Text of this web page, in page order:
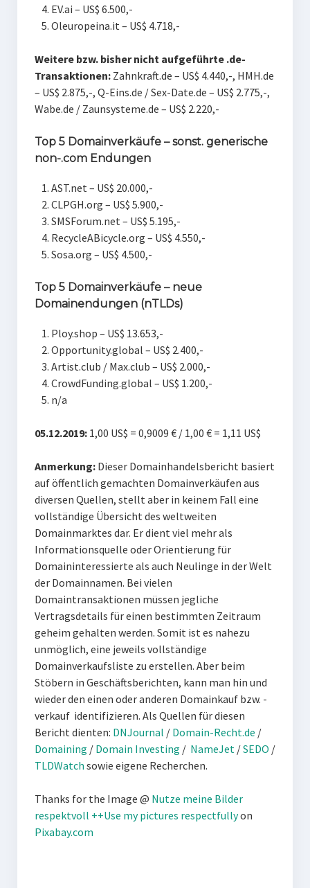
EV.ai – US$ 6.500,-
Oleuropeina.it – US$ 4.718,-
Weitere bzw. bisher nicht aufgeführte .de-
Transaktionen:Zahnkraft.de – US$ 4.440,-, HMH.de
– US$ 2.875,-, Q-Eins.de / Sex-Date.de – US$ 2.775,-,
Wabe.de / Zaunsysteme.de – US$ 2.220,-
Top 5 Domainverkäufe – sonst. generische
non-.com Endungen
AST.net – US$ 20.000,-
CLPGH.org – US$ 5.900,-
SMSForum.net – US$ 5.195,-
RecycleABicycle.org – US$ 4.550,-
Sosa.org – US$ 4.500,-
Top 5 Domainverkäufe – neue
Domainendungen (nTLDs)
Ploy.shop – US$ 13.653,-
Opportunity.global – US$ 2.400,-
Artist.club / Max.club – US$ 2.000,-
CrowdFunding.global – US$ 1.200,-
n/a
05.12.2019:1,00 US$ = 0,9009 € / 1,00 € = 1,11 US$
Anmerkung:Dieser Domainhandelsbericht basiert
auf öffentlich gemachten Domainverkäufen aus
diversen Quellen, stellt aber in keinem Fall eine
vollständige Übersicht des weltweiten
Domainmarktes dar. Er dient viel mehr als
Informationsquelle oder Orientierung für
Domaininteressierte als auch Neulinge in der Welt
der Domainnamen. Bei vielen
Domaintransaktionen müssen jegliche
Vertragsdetails für einen bestimmten Zeitraum
geheim gehalten werden. Somit ist es nahezu
unmöglich, eine jeweils vollständige
Domainverkaufsliste zu erstellen. Aber beim
Stöbern in Geschäftsberichten, kann man hin und
wieder den einen oder anderen Domainkauf bzw. -
verkauf identifizieren. Als Quellen für diesen
Bericht dienten: DNJournal / Domain-Recht.de /
Domaining / Domain Investing / NameJet /SEDO /
TLDWatch sowie eigene Recherchen.
Thanks for the Image @ Nutze meine Bilder
respektvoll ++Use my pictures respectfullyon
Pixabay.com